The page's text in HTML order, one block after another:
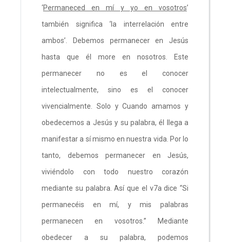
‘Permaneced en mí y yo en vosotros’
también significa ‘la interrelación entre
ambos’. Debemos permanecer en Jesús
hasta que él more en nosotros. Este
permanecer no es el conocer
intelectualmente, sino es el conocer
vivencialmente. Solo y Cuando amamos y
obedecemos a Jesús y su palabra, él llega a
manifestar a sí mismo en nuestra vida. Por lo
tanto, debemos permanecer en Jesús,
viviéndolo con todo nuestro corazón
mediante su palabra. Así que el v7a dice “Si
permanecéis en mí, y mis palabras
permanecen en vosotros.” Mediante
obedecer a su palabra, podemos